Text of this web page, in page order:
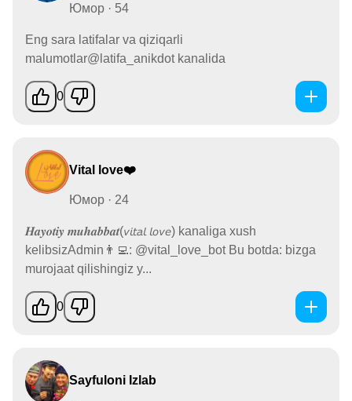
Юмор · 54
Eng sara latifalar va qiziqarli
malumotlar@latifa_anikdot kanalida
0
Vital love❤️
Юмор · 24
𝑯𝒂𝒚𝒐𝒕𝒊𝒚 𝒎𝒖𝒉𝒂𝒃𝒃𝒂𝒕(𝘷𝘪𝘵𝘢𝘭 𝘭𝘰𝘷𝘦) kanaliga xush
kelibsizAdmin👨‍💻: @vital_love_bot Bu botda: bizga
murojaat qilishingiz y...
0
Sayfuloni Izlab